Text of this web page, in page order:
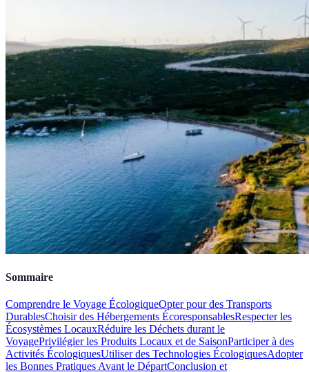
Sommaire
Comprendre le Voyage ÉcologiqueOpter pour des Transports
DurablesChoisir des Hébergements ÉcoresponsablesRespecter les
Écosystèmes LocauxRéduire les Déchets durant le
VoyagePrivilégier les Produits Locaux et de SaisonParticiper à des
Activités ÉcologiquesUtiliser des Technologies ÉcologiquesAdopter
les Bonnes Pratiques Avant le DépartConclusion et